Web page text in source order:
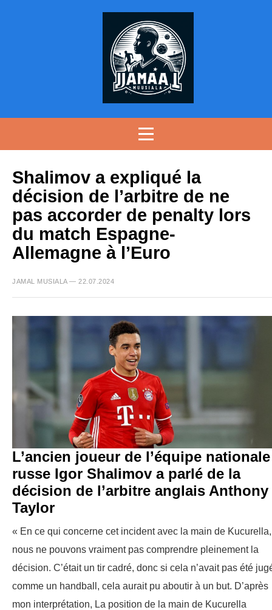
Shalimov a expliqué la
décision de l’arbitre de ne
pas accorder de penalty lors
du match Espagne-
Allemagne à l’Euro
JAMAL MUSIALA — 22.07.2024
L’ancien joueur de l’équipe nationale
russe Igor Shalimov a parlé de la
décision de l’arbitre anglais Anthony
Taylor
« En ce qui concerne cet incident avec la main de Kucurella,
nous ne pouvons vraiment pas comprendre pleinement la
décision. C’était un tir cadré, donc si cela n’avait pas été
comme un handball, cela aurait pu aboutir à un but. D’après
mon interprétation, La position de la main de Kucurella